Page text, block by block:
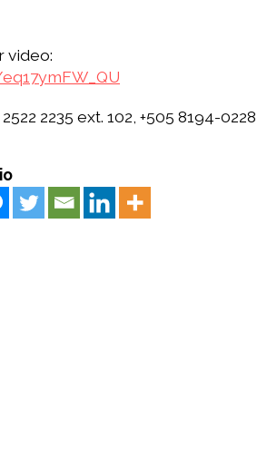
video:
2235 ext. 102, +505 8194-0228